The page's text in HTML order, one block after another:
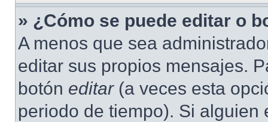
» ¿Cómo se puede editar o
A menos que sea
editar sus propios mensajes.
botón editar(a veces esta
periodo de tiempo). Si